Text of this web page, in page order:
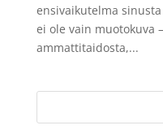
ensivaikutelma
ei ole vain muotokuva
ammattitaidosta,...